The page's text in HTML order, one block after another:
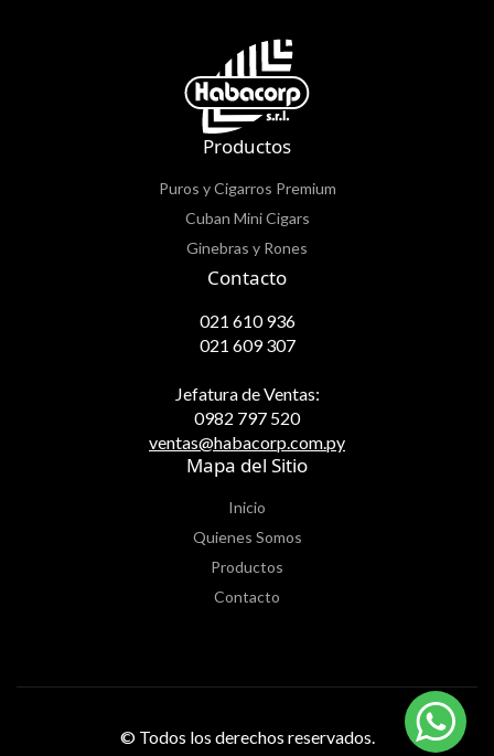
Productos
Puros y Cigarros Premium
Cuban Mini Cigars
Ginebras y Rones
Contacto
021 610 936
021 609 307
Jefatura de Ventas:
0982 797 520
ventas@habacorp.com.py
Mapa del Sitio
Inicio
Quienes Somos
Productos
Contacto
© Todos los derechos reservados.